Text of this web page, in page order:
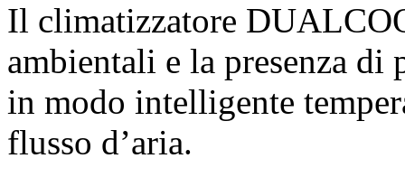
Il climatizzatore
ambientali e la presenza di
in modo intelligente
flusso d’aria.